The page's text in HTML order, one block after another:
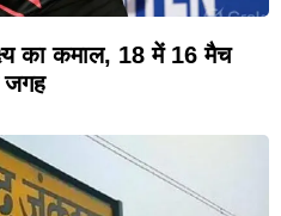
का कमाल, 18 में 16 मैच
जगह